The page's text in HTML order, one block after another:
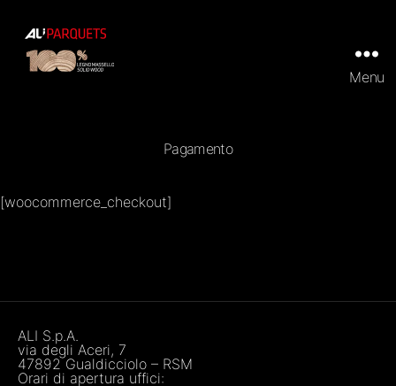
100%
Menu
Pagamento
[woocommerce_checkout]
ALI S.p.A.
via degli Aceri, 7
47892 Gualdicciolo – RSM
Orari di apertura uffici: